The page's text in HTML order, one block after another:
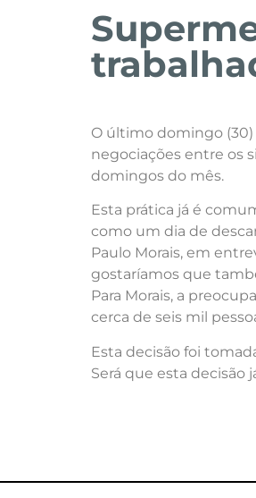
O último domingo
negociações entre os
domingos do mês.
Esta prática já é
como um dia de
Paulo Morais, em
gostaríamos que
Para Morais, a
cerca de seis mil
Esta decisão foi
Será que esta decisão